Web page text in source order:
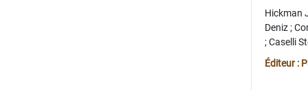
Hickman
Deniz;
;Caselli
Juan
Éditeur :